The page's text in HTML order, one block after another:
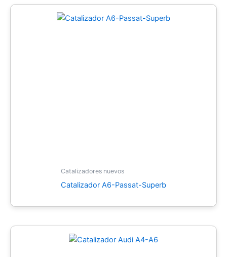
Catalizadores nuevos
Catalizador A6-Passat-Superb